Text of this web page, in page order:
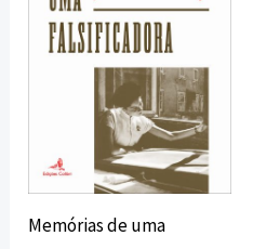
Memórias de uma